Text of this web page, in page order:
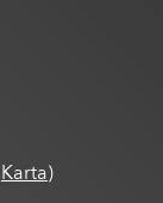
Karta)